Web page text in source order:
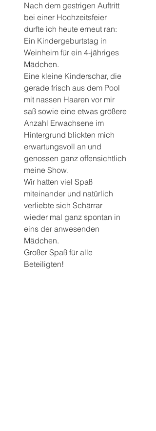
Nach dem gestrigen Auftritt
bei einer Hochzeitsfeier
durfte ich heute erneut ran:
Ein Kindergeburtstag in
Weinheim für ein 4-jähriges
Mädchen.
Eine kleine Kinderschar, die
gerade frisch aus dem Pool
mit nassen Haaren vor mir
saß sowie eine etwas größere
Anzahl Erwachsene im
Hintergrund blickten mich
erwartungsvoll an und
genossen ganz offensichtlich
meine Show.
Wir hatten viel Spaß
miteinander und natürlich
verliebte sich Schärrar
wieder mal ganz spontan in
eins der anwesenden
Mädchen.
Großer Spaß für alle
Beteiligten!